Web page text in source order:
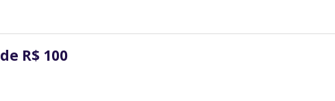
R$ 100